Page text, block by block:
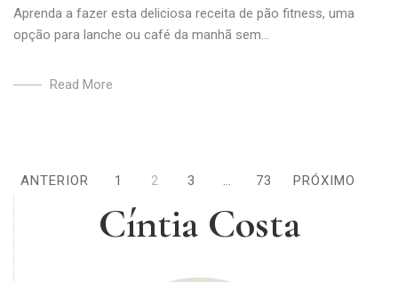
Aprenda a fazer esta deliciosa receita de pão fitness, uma
opção para lanche ou café da manhã sem...
Read More
Paginação
de
posts
ANTERIOR 1 2 3 … 73 PRÓXIMO
Cíntia Costa